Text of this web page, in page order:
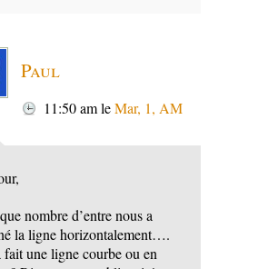
Paul
11:50 amleMar, 1, AM
nombre d’entre nous a
la ligne horizontalement….
fait une ligne courbe ou en